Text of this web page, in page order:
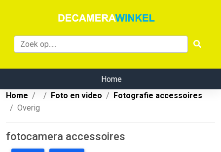
Home
Home
Foto en video
Fotografie accessoires
Overig
fotocamera accessoires